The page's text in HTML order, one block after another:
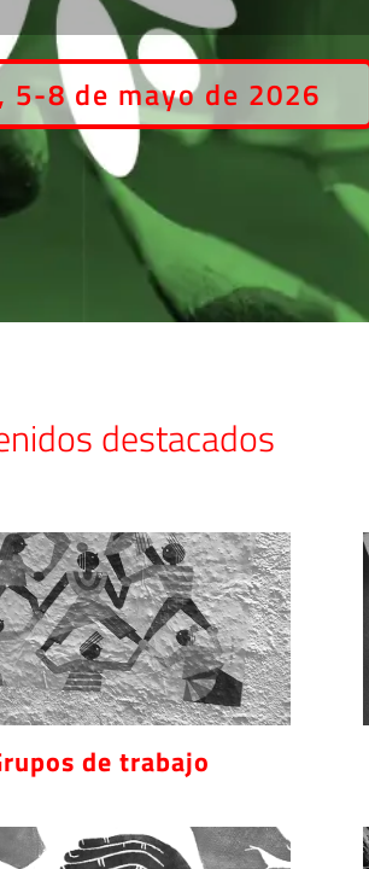
5-8 de mayo de 2026
destacados
de trabajo